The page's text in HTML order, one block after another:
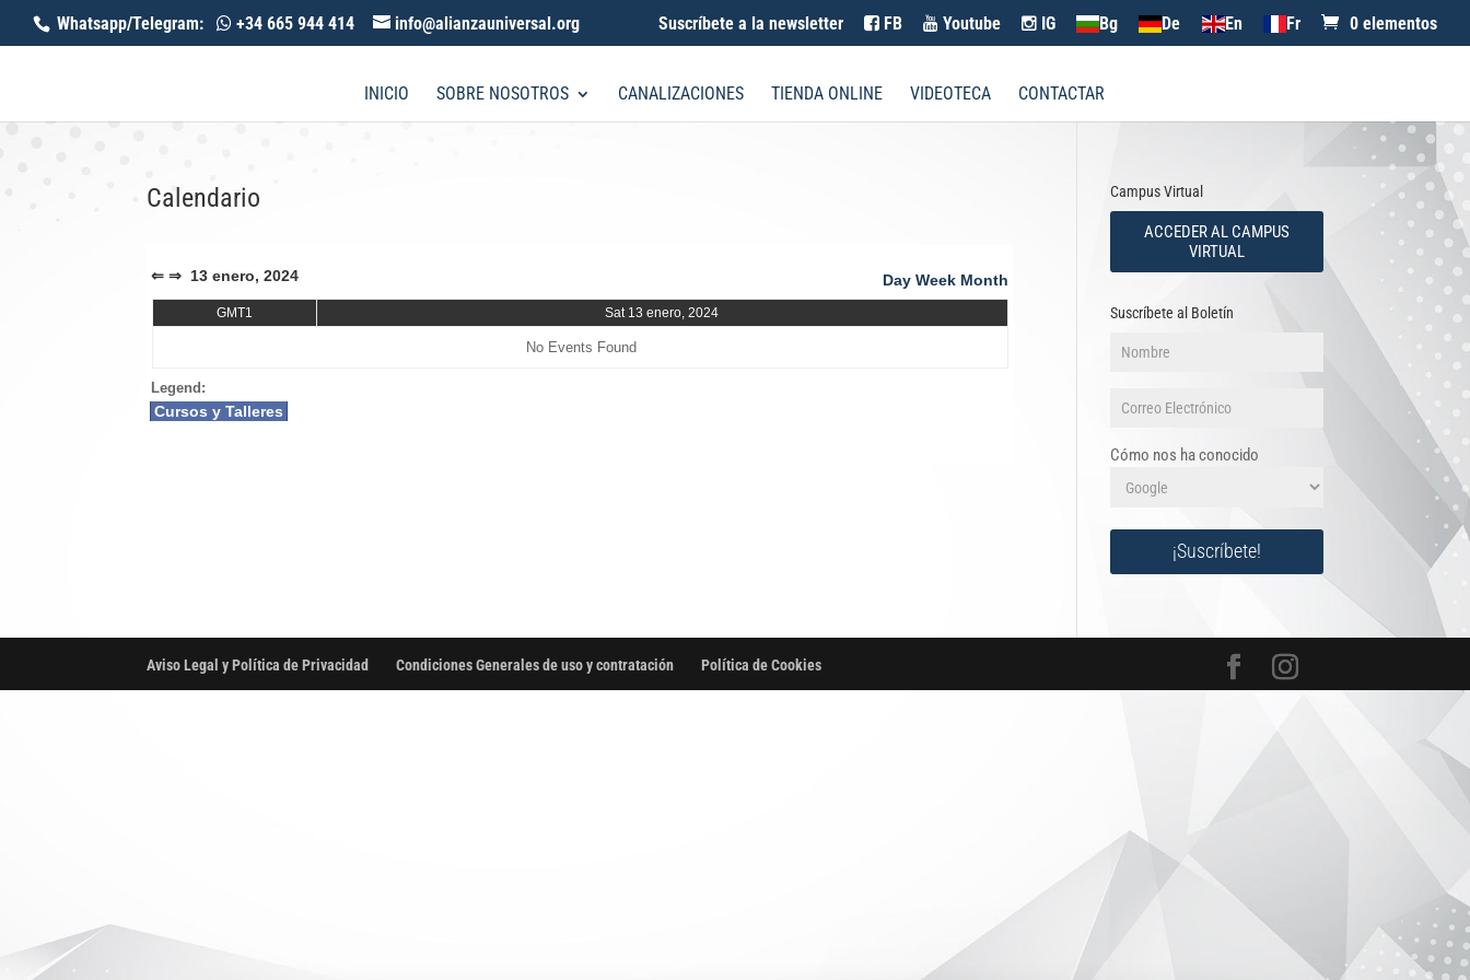
Whatsapp/Telegram: +34 665 944 414 info@alianzauniversal.org Suscríbete a la newsletter FB Youtube IG Bg De En Fr 0 elementos
INICIO SOBRE NOSOTROS CANALIZACIONES TIENDA ONLINE VIDEOTECA CONTACTAR
Calendario
⇐ ⇒ 13 enero, 2024 Day Week Month
GMT1 Sat 13 enero, 2024
No Events Found
Legend:
Cursos y Talleres
Campus Virtual
ACCEDER AL CAMPUS
VIRTUAL
Suscríbete al Boletín
Cómo nos ha conocido
Aviso Legal y Política de Privacidad Condiciones Generales de uso y contratación Política de Cookies